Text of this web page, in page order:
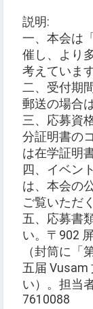
説明:
一、本会は
催し、より
考えています
二、受付期
郵送の場合
三、応募資
分証明書の
は在学証明
四、イベン
は、本会の
ご覧いただ
五、応募書
い。〒902
（封筒に「
五届 Vusam
い）。担当
7610088